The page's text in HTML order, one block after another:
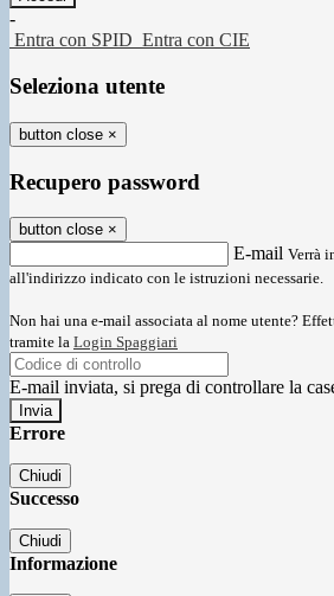
-
Entra con SPID Entra con CIE
Seleziona utente
button close ×
Recupero password
button close ×
E-mail Verrà
all'indirizzo indicato con le istruzioni necessarie.
Non hai una e-mail associata al nome utente?
tramite la Login Spaggiari
E-mail inviata, si prega di controllare la
Errore
Chiudi
Successo
Chiudi
Informazione